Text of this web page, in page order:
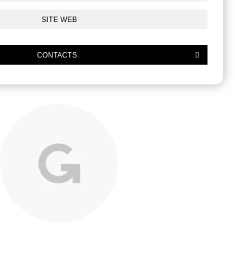
SITE WEB
CONTACTS